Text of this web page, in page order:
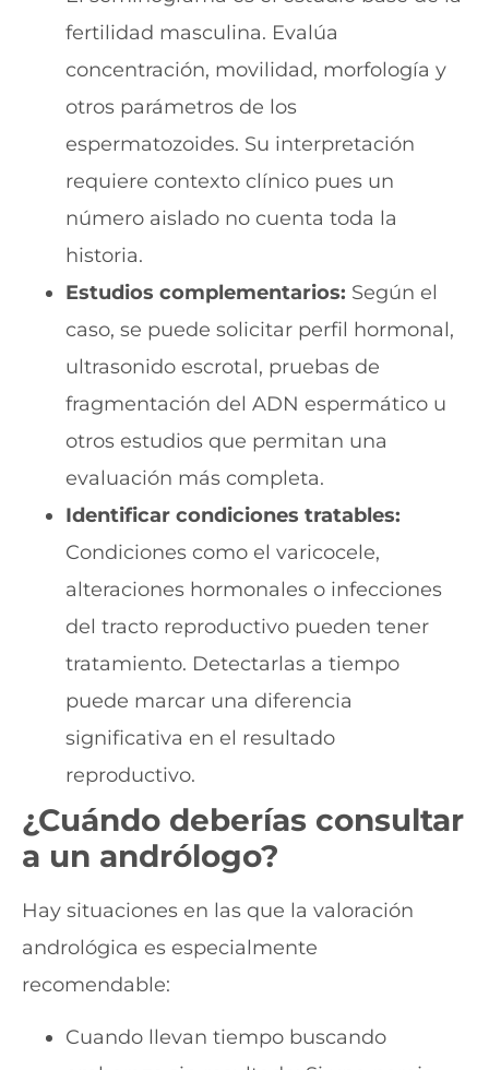
fertilidad masculina. Evalúa
concentración, movilidad, morfología y
otros parámetros de los
espermatozoides. Su interpretación
requiere contexto clínico pues un
número aislado no cuenta toda la
historia.
Estudios complementarios: Según el
caso, se puede solicitar perfil hormonal,
ultrasonido escrotal, pruebas de
fragmentación del ADN espermático u
otros estudios que permitan una
evaluación más completa.
Identificar condiciones tratables:
Condiciones como el varicocele,
alteraciones hormonales o infecciones
del tracto reproductivo pueden tener
tratamiento. Detectarlas a tiempo
puede marcar una diferencia
significativa en el resultado
reproductivo.
¿Cuándo deberías consultar
a un andrólogo?
Hay situaciones en las que la valoración
andrológica es especialmente
recomendable:
Cuando llevan tiempo buscando